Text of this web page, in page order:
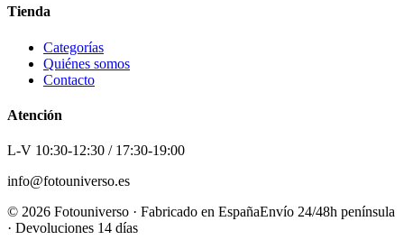
Tienda
Categorías
Quiénes somos
Contacto
Atención
L-V 10:30-12:30 / 17:30-19:00
info@fotouniverso.es
© 2026 Fotouniverso · Fabricado en EspañaEnvío 24/48h península
· Devoluciones 14 días